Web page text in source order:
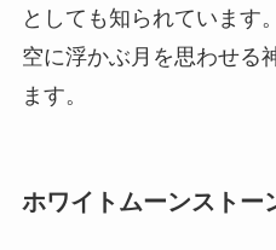
としても知られています
空に浮かぶ月を思わせる
ます。
ホワイトムーンストー